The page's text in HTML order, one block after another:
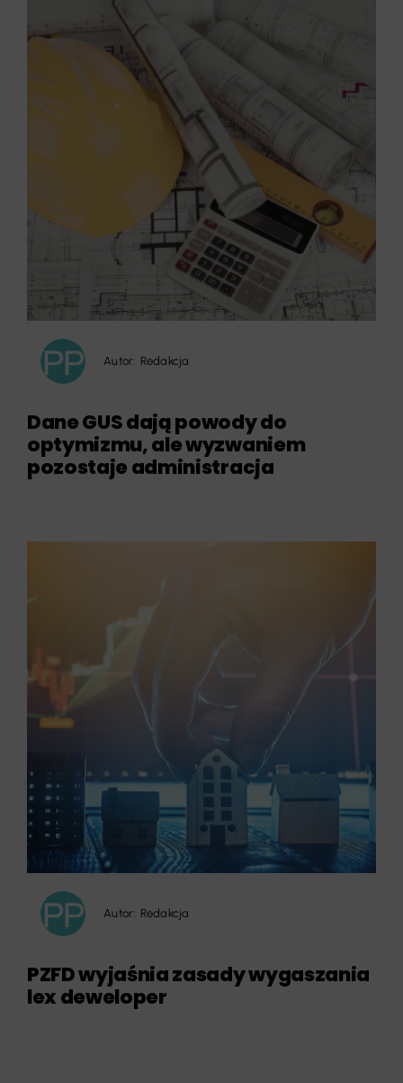
Autor: Redakcja
Dane GUS dają powody do
optymizmu, ale wyzwaniem
pozostaje administracja
Autor: Redakcja
PZFD wyjaśnia zasady wygaszania
lex deweloper